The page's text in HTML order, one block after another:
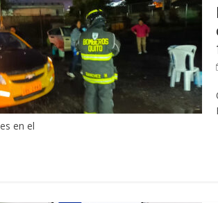
en el